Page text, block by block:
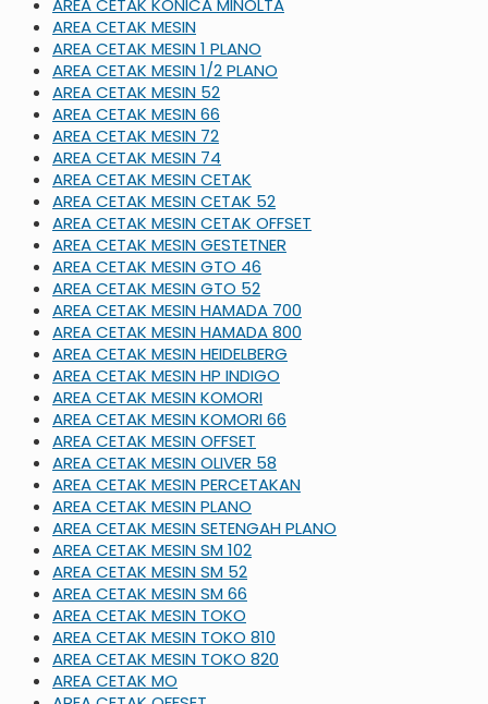
AREA CETAK KONICA MINOLTA
AREA CETAK MESIN
AREA CETAK MESIN 1 PLANO
AREA CETAK MESIN 1/2 PLANO
AREA CETAK MESIN 52
AREA CETAK MESIN 66
AREA CETAK MESIN 72
AREA CETAK MESIN 74
AREA CETAK MESIN CETAK
AREA CETAK MESIN CETAK 52
AREA CETAK MESIN CETAK OFFSET
AREA CETAK MESIN GESTETNER
AREA CETAK MESIN GTO 46
AREA CETAK MESIN GTO 52
AREA CETAK MESIN HAMADA 700
AREA CETAK MESIN HAMADA 800
AREA CETAK MESIN HEIDELBERG
AREA CETAK MESIN HP INDIGO
AREA CETAK MESIN KOMORI
AREA CETAK MESIN KOMORI 66
AREA CETAK MESIN OFFSET
AREA CETAK MESIN OLIVER 58
AREA CETAK MESIN PERCETAKAN
AREA CETAK MESIN PLANO
AREA CETAK MESIN SETENGAH PLANO
AREA CETAK MESIN SM 102
AREA CETAK MESIN SM 52
AREA CETAK MESIN SM 66
AREA CETAK MESIN TOKO
AREA CETAK MESIN TOKO 810
AREA CETAK MESIN TOKO 820
AREA CETAK MO